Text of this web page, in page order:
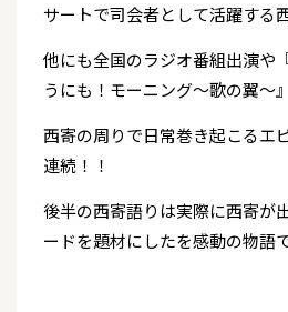
サートで司会者として活躍する
他にも全国のラジオ番組出演や
うにも！モーニング〜歌の翼〜
西寄の周りで日常巻き起こるエ
連続！！
後半の西寄語りは実際に西寄が
ードを題材にしたを感動の物語で